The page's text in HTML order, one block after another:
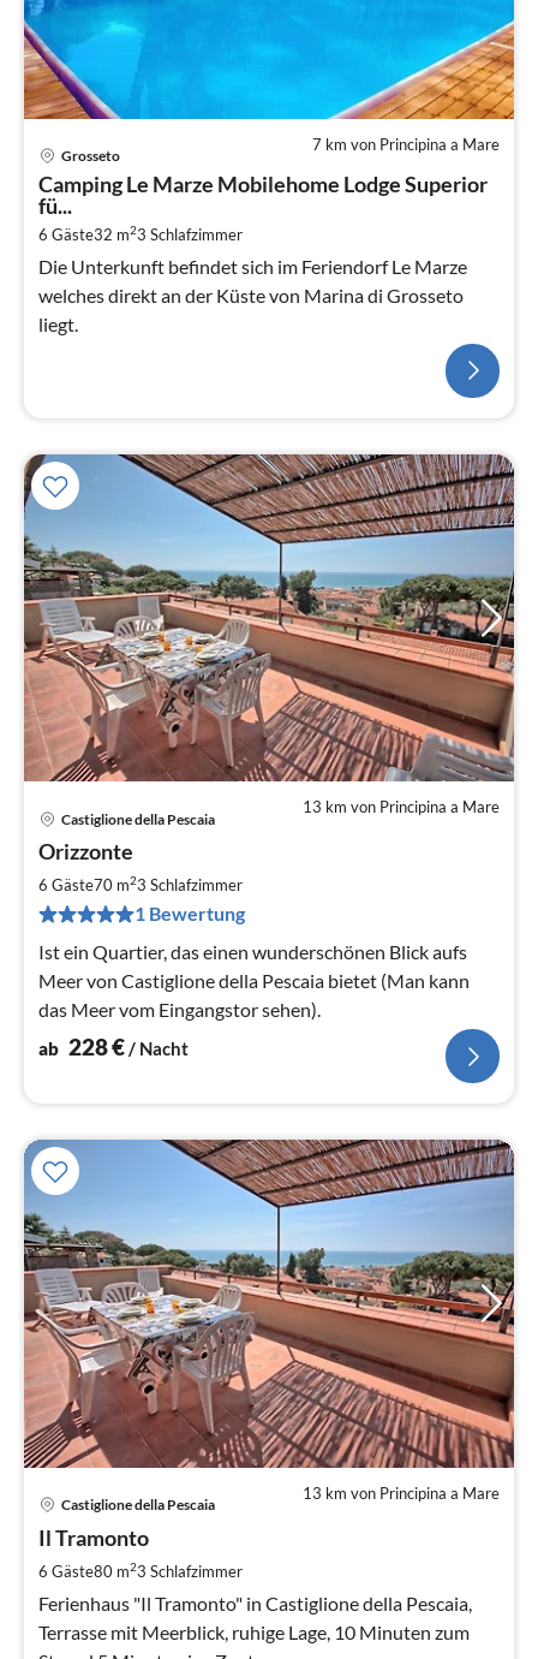
7 km von Principina a Mare
Grosseto
Camping Le Marze Mobilehome Lodge Superior
fü...
6 Gäste32 m23 Schlafzimmer
Die Unterkunft befindet sich im Feriendorf Le Marze
welches direkt an der Küste von Marina di Grosseto
liegt.
13 km von Principina a Mare
Castiglione della Pescaia
Orizzonte
6 Gäste70 m23 Schlafzimmer
1 Bewertung
Ist ein Quartier, das einen wunderschönen Blick aufs
Meer von Castiglione della Pescaia bietet (Man kann
das Meer vom Eingangstor sehen).
ab 228€/ Nacht
13 km von Principina a Mare
Castiglione della Pescaia
Il Tramonto
6 Gäste80 m23 Schlafzimmer
Ferienhaus "Il Tramonto" in Castiglione della Pescaia,
Terrasse mit Meerblick, ruhige Lage, 10 Minuten zum